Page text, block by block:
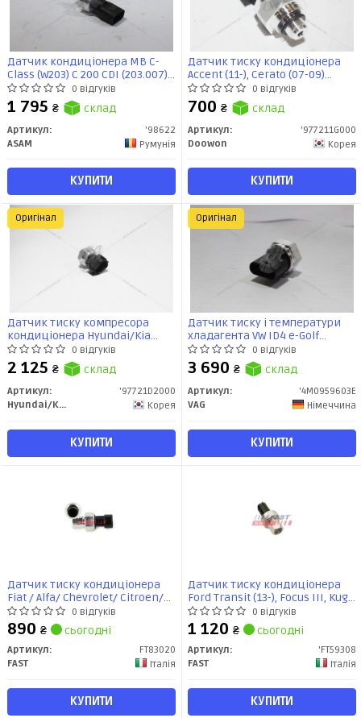
Датчик кондиціонера MB C-
Class (W203) C 200 CDI (203.007)
(98622) Asam0 відгуків
1 795 ₴ склад
Артикул:
'98622
ASAM
Румунія
КУПИТИ
Датчик тиску кондиціонера
Accent (11-), Cerato (07-09)
(97721-1G000) Doowon
0 відгуків
700 ₴ склад
Артикул:
'977211G000
Doowon
Корея
КУПИТИ
Датчик тиску компресора
кондиціонера Hyundai/Kia
(97721D2000) Mobis
0 відгуків
2 125 ₴ склад
Артикул:
'97721D2000
Hyundai/Kia/Mobis
Корея
КУПИТИ
Оригінал
Датчик тиску і температури
хладагента VW ID4 e-Golf
(4M0959603E) VAG
0 відгуків
3 690 ₴ склад
Артикул:
'4M0959603E
VAG
Німеччина
КУПИТИ
Оригінал
Датчик тиску кондиціонера
Fiat / Alfa/ Chevrolet/ Citroen/
Ford/ Lancia/ Opel/ Peugeot/
Renault/Chrysler (FT83020) Fast
0 відгуків
890 ₴ сьогодні
Артикул:
FT83020
FAST
Італія
КУПИТИ
Датчик тиску кондиціонера
Ford Transit (13-), Focus III, Kuga
II (FT59308) Fast0 відгуків
1 120 ₴ сьогодні
Артикул:
'FT59308
FAST
Італія
КУПИТИ